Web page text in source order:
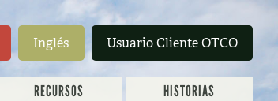
Inglés Usuario Cliente OTCO
RECURSOS HISTORIAS